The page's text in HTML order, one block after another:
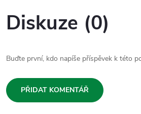
Diskuze (0)
Buďte první, kdo napíše příspěvek k této
PŘIDAT KOMENTÁŘ